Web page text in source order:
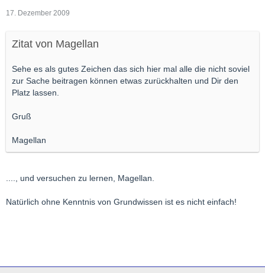
17. Dezember 2009
Zitat von Magellan
Sehe es als gutes Zeichen das sich hier mal alle die nicht soviel
zur Sache beitragen können etwas zurückhalten und Dir den
Platz lassen.
Gruß
Magellan
...., und versuchen zu lernen, Magellan.
Natürlich ohne Kenntnis von Grundwissen ist es nicht einfach!